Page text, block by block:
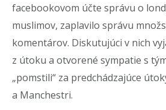
facebookovom účte správu o
muslimov, zaplavilo správu
komentárov. Diskutujúci v nich
z útoku a otvorené sympatie s
„pomstili“ za predchádzajúce
a Manchestri.